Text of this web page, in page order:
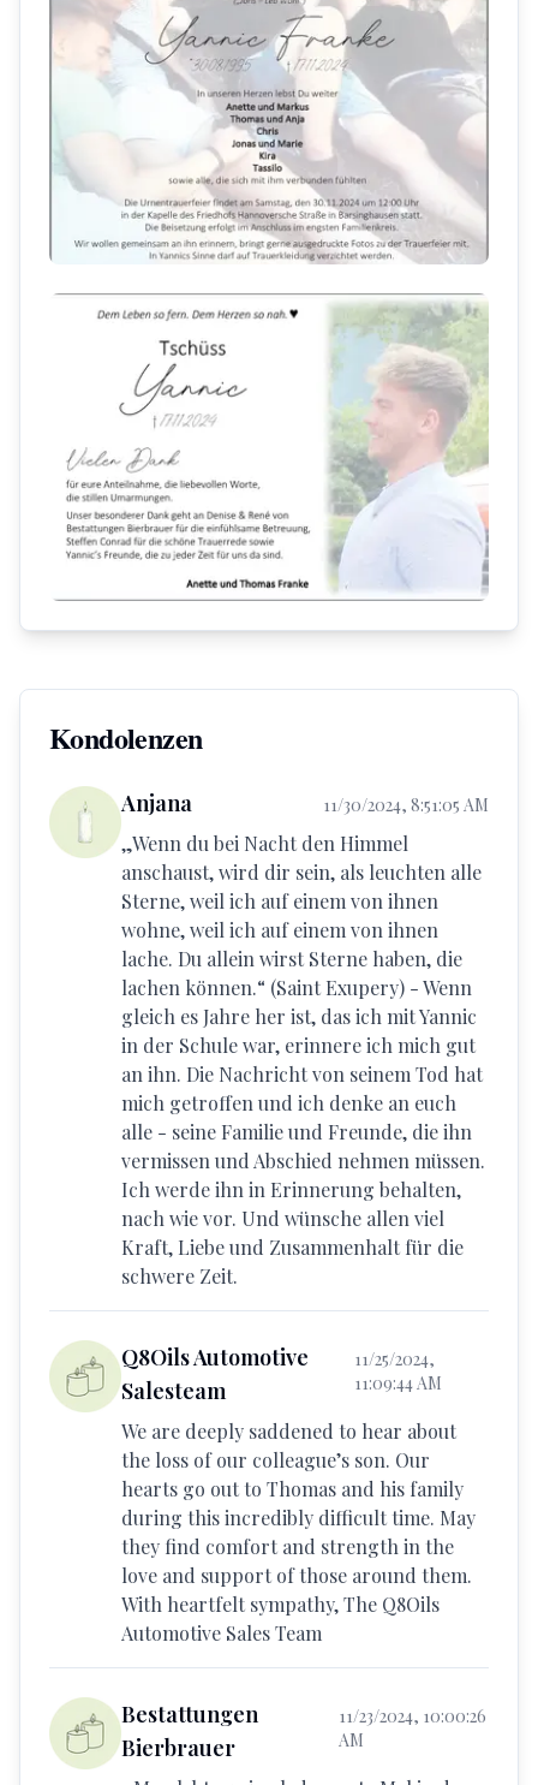
Kondolenzen
Anjana 11/30/2024, 8:51:05 AM
„Wenn du bei Nacht den Himmel
anschaust, wird dir sein, als leuchten alle
Sterne, weil ich auf einem von ihnen
wohne, weil ich auf einem von ihnen
lache. Du allein wirst Sterne haben, die
lachen können.“ (Saint Exupery) - Wenn
gleich es Jahre her ist, das ich mit Yannic
in der Schule war, erinnere ich mich gut
an ihn. Die Nachricht von seinem Tod hat
mich getroffen und ich denke an euch
alle - seine Familie und Freunde, die ihn
vermissen und Abschied nehmen müssen.
Ich werde ihn in Erinnerung behalten,
nach wie vor. Und wünsche allen viel
Kraft, Liebe und Zusammenhalt für die
schwere Zeit.
Q8Oils Automotive
Salesteam
11/25/2024,
11:09:44 AM
We are deeply saddened to hear about
the loss of our colleague’s son. Our
hearts go out to Thomas and his family
during this incredibly difficult time. May
they find comfort and strength in the
love and support of those around them.
With heartfelt sympathy, The Q8Oils
Automotive Sales Team
Bestattungen
Bierbrauer
11/23/2024, 10:00:26
AM